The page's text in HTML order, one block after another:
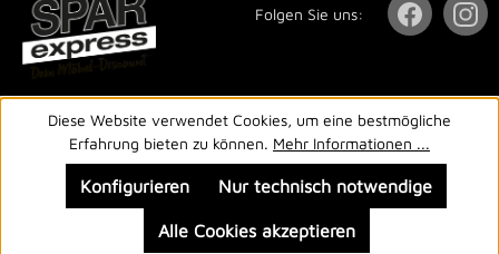
Folgen Sie uns:
Diese Website verwendet Cookies, um eine bestmögliche
Erfahrung bieten zu können. Mehr Informationen ...
Nur technisch notwendige
Konfigurieren
Alle Cookies akzeptieren